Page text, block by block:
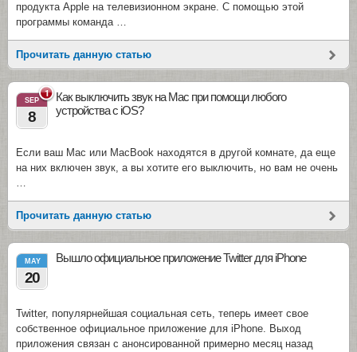
продукта Apple на телевизионном экране. С помощью этой
программы команда …
Прочитать данную статью
1
SEP
8
Как выключить звук на Mac при помощи любого
устройства с iOS?
Если ваш Mac или MacBook находятся в другой комнате, да еще
на них включен звук, а вы хотите его выключить, но вам не очень
…
Прочитать данную статью
MAY
20
Вышло официальное приложение Twitter для iPhone
Twitter, популярнейшая социальная сеть, теперь имеет свое
собственное официальное приложение для iPhone. Выход
приложения связан с анонсированной примерно месяц назад